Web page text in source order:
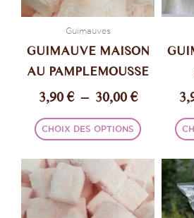
Guimauves
GUIMAUVE MAISON
AU PAMPLEMOUSSE
3,90€ – 30,00€
CHOIX DES OPTIONS
peuvent
choisies
la
produit
Plage
de
prix :
produit
a